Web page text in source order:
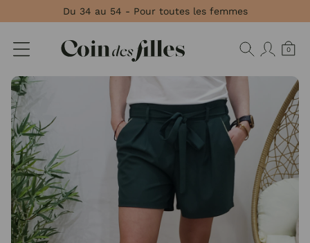
Du 34 au 54 - Pour toutes les femmes
0
Panneau de gestion des cookies